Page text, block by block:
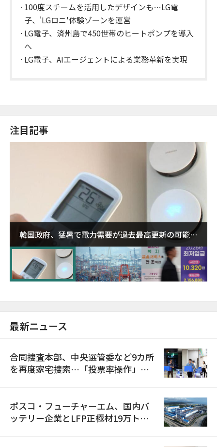
100度スチームを活用したデザインも…LG電
子、'LGロニ'体験ゾーンを運営
LG電子、済州島で450世帯のヒートポンプを導入
へ
LG電子、AIエージェントによる業務革新を実現
注目記事
韓国政府、猛暑で電力需要が過去最高更新の可能性
に需給対応体制を点検
最新ニュース
合同捜査本部、中央選管委など9カ所
を再度家宅捜索…「投票率操作」の
ポスコ・フューチャーエム、国内バ
ッテリー企業とLFP正極材19万トン